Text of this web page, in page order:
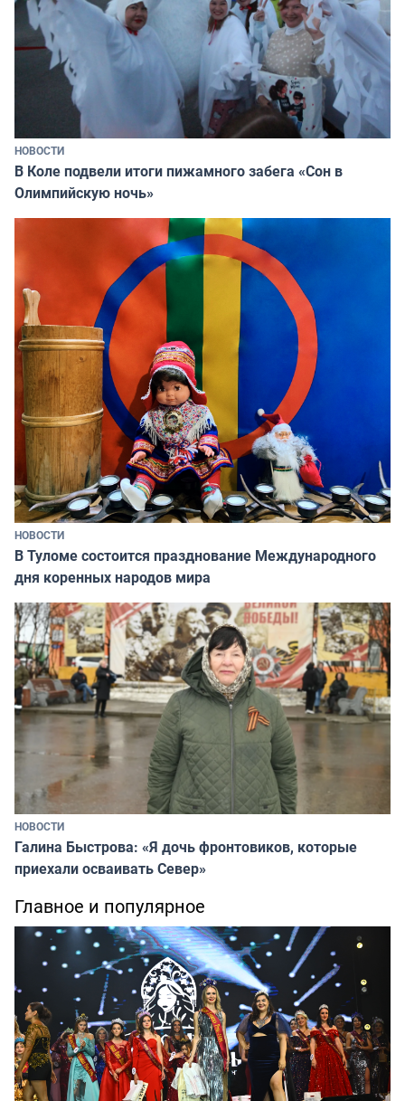
НОВОСТИ
В Коле подвели итоги пижамного забега «Сон в
Олимпийскую ночь»
НОВОСТИ
В Туломе состоится празднование Международного
дня коренных народов мира
НОВОСТИ
Галина Быстрова: «Я дочь фронтовиков, которые
приехали осваивать Север»
Главное и популярное